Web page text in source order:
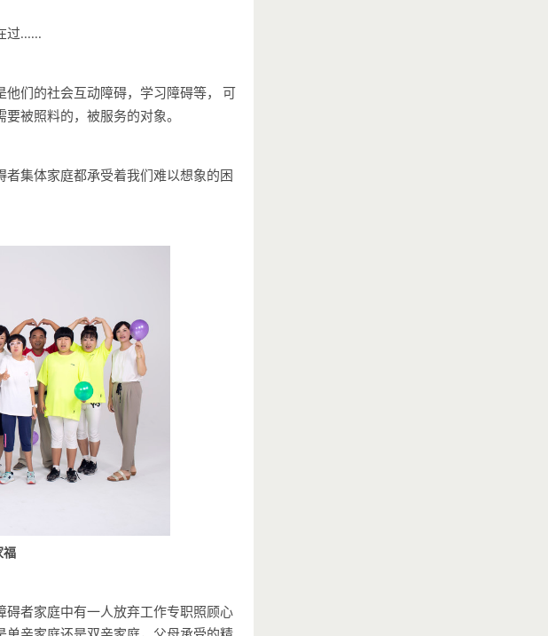
过......
们的社会互动障碍，学习障碍等，
可
被照料的，被服务的对象。
集体家庭都承受着我们难以想象的困
福
碍者家庭中有一人放弃工作专职照顾心